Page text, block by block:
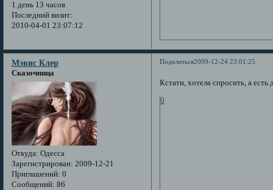
1 день 13 часов
Последний визит:
2010-04-01 23:07:12
Поделиться2009-12-24 23:01:25
Мэвис Клер
Сказочница
Откуда: Одесса
Зарегистрирован: 2009-12-21
Приглашений: 0
Сообщений: 86
Кстати, хотела спросить, а
0